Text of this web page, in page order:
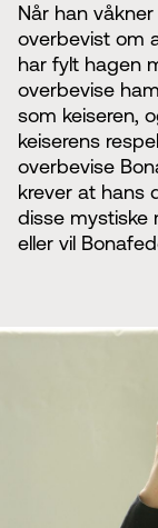
Når han
overbevist om
har fylt hagen
overbevise
som keiseren,
keiserens
overbevise
krever at hans
disse mystiske
eller vil